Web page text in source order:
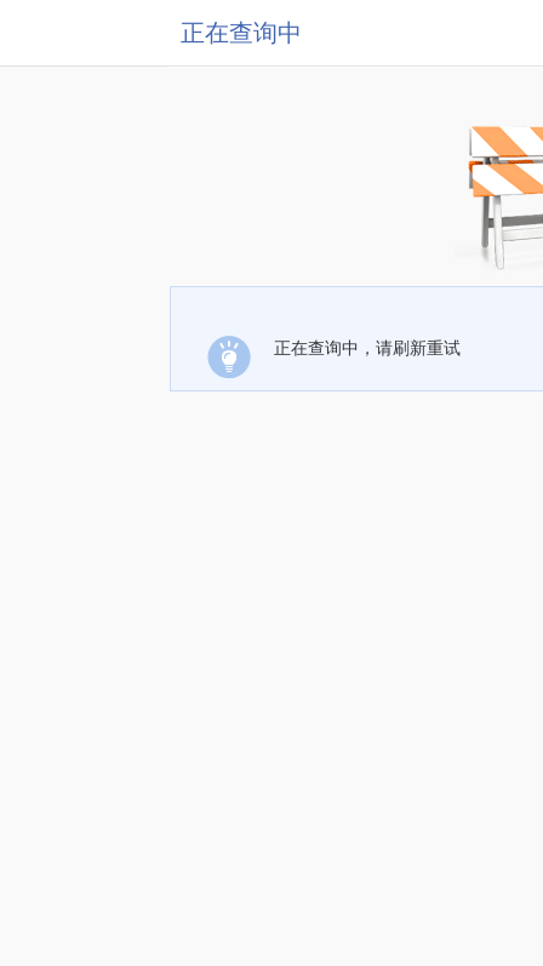
正在查询中
正在查询中，请刷新重试